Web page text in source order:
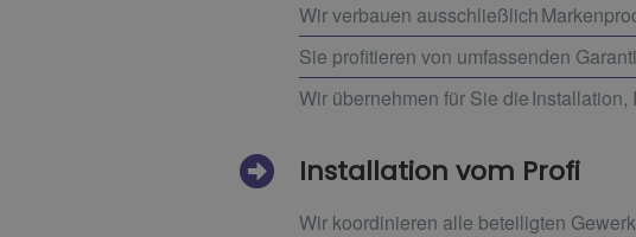
Wir verbauen ausschließlich
Sie profitieren von umfassenden
Wir übernehmen für Sie die
Installation vom Profi
Wir koordinieren alle beteiligten